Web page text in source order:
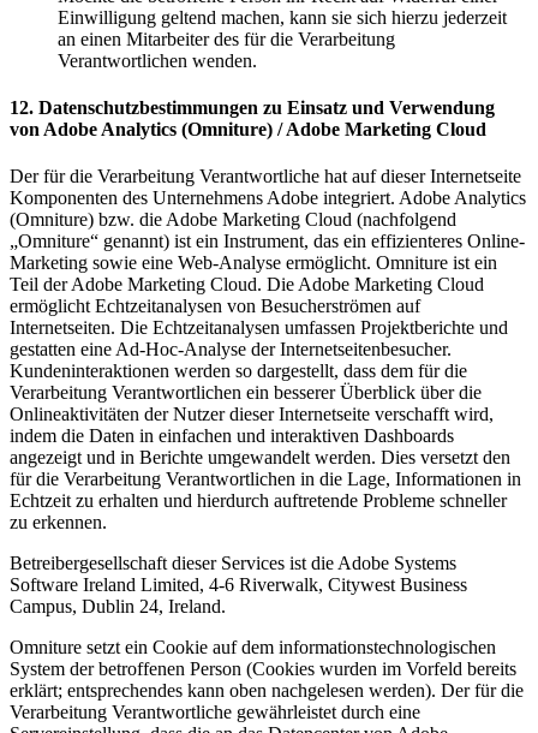
Einwilligung geltend machen, kann sie sich hierzu jederzeit
an einen Mitarbeiter des für die Verarbeitung
Verantwortlichen wenden.
12. Datenschutzbestimmungen zu Einsatz und Verwendung
von Adobe Analytics (Omniture) / Adobe Marketing Cloud
Der für die Verarbeitung Verantwortliche hat auf dieser Internetseite
Komponenten des Unternehmens Adobe integriert. Adobe Analytics
(Omniture) bzw. die Adobe Marketing Cloud (nachfolgend
„Omniture“ genannt) ist ein Instrument, das ein effizienteres Online-
Marketing sowie eine Web-Analyse ermöglicht. Omniture ist ein
Teil der Adobe Marketing Cloud. Die Adobe Marketing Cloud
ermöglicht Echtzeitanalysen von Besucherströmen auf
Internetseiten. Die Echtzeitanalysen umfassen Projektberichte und
gestatten eine Ad-Hoc-Analyse der Internetseitenbesucher.
Kundeninteraktionen werden so dargestellt, dass dem für die
Verarbeitung Verantwortlichen ein besserer Überblick über die
Onlineaktivitäten der Nutzer dieser Internetseite verschafft wird,
indem die Daten in einfachen und interaktiven Dashboards
angezeigt und in Berichte umgewandelt werden. Dies versetzt den
für die Verarbeitung Verantwortlichen in die Lage, Informationen in
Echtzeit zu erhalten und hierdurch auftretende Probleme schneller
zu erkennen.
Betreibergesellschaft dieser Services ist die Adobe Systems
Software Ireland Limited, 4-6 Riverwalk, Citywest Business
Campus, Dublin 24, Ireland.
Omniture setzt ein Cookie auf dem informationstechnologischen
System der betroffenen Person (Cookies wurden im Vorfeld bereits
erklärt; entsprechendes kann oben nachgelesen werden). Der für die
Verarbeitung Verantwortliche gewährleistet durch eine